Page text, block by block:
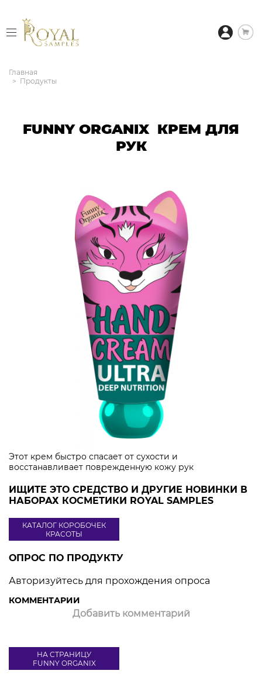
Главная
Продукты
FUNNY ORGANIX КРЕМ ДЛЯ
РУК
Этот крем быстро спасает от сухости и
восстанавливает поврежденную кожу рук
ИЩИТЕ ЭТО СРЕДСТВО И ДРУГИЕ НОВИНКИ В
НАБОРАХ КОСМЕТИКИ ROYAL SAMPLES
КАТАЛОГ КОРОБОЧЕК
КРАСОТЫ
ОПРОС ПО ПРОДУКТУ
Авторизуйтесь для прохождения опроса
КОММЕНТАРИИ
Добавить комментарий
НА СТРАНИЦУ
FUNNY ORGANIX